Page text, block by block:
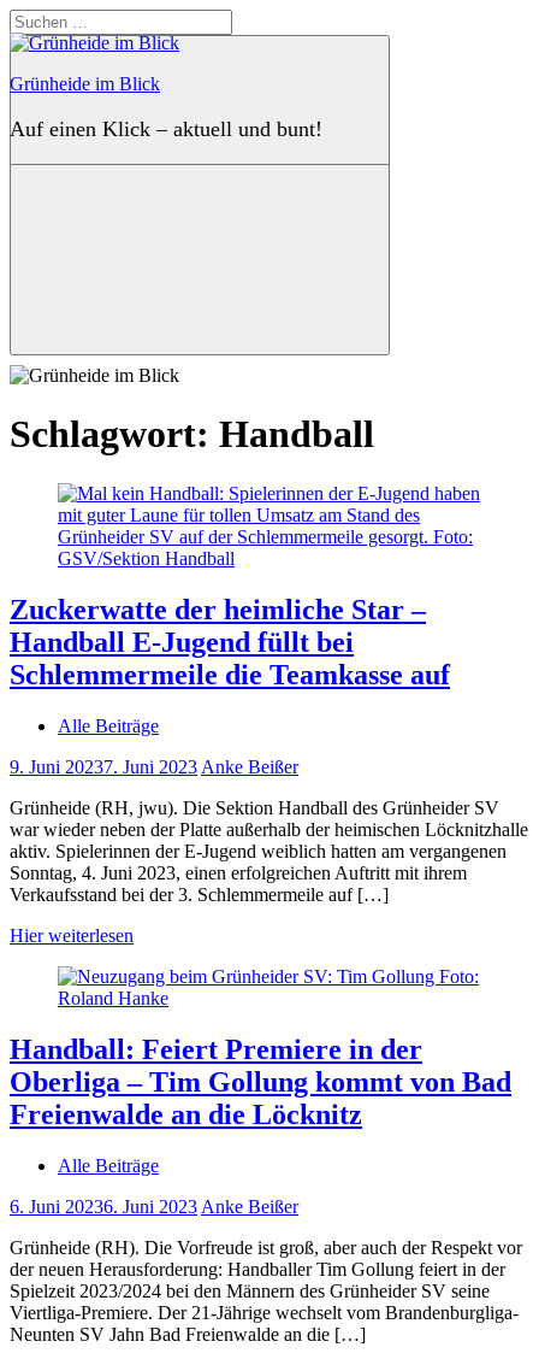
Zum
Inhalt
Grünheide im Blick
Auf einen Klick – aktuell und bunt!
Suchen
nach:
Schlagwort: Handball
Zuckerwatte der heimliche Star –
Handball E-Jugend füllt bei
Schlemmermeile die Teamkasse auf
Alle Beiträge
9. Juni 20237. Juni 2023 Anke Beißer
Grünheide (RH, jwu). Die Sektion Handball des Grünheider SV
war wieder neben der Platte außerhalb der heimischen Löcknitzhalle
aktiv. Spielerinnen der E-Jugend weiblich hatten am vergangenen
Sonntag, 4. Juni 2023, einen erfolgreichen Auftritt mit ihrem
Verkaufsstand bei der 3. Schlemmermeile auf […]
Hier weiterlesen
Handball: Feiert Premiere in der
Oberliga – Tim Gollung kommt von Bad
Freienwalde an die Löcknitz
Alle Beiträge
6. Juni 20236. Juni 2023 Anke Beißer
Grünheide (RH). Die Vorfreude ist groß, aber auch der Respekt vor
der neuen Herausforderung: Handballer Tim Gollung feiert in der
Spielzeit 2023/2024 bei den Männern des Grünheider SV seine
Viertliga-Premiere. Der 21-Jährige wechselt vom Brandenburgliga-
Neunten SV Jahn Bad Freienwalde an die […]